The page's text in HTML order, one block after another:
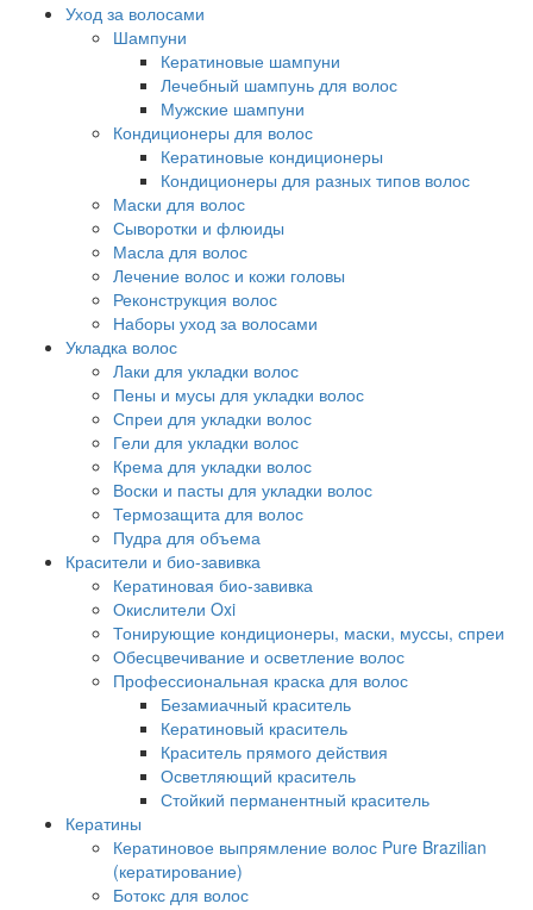
Уход за волосами
Шампуни
Кератиновые шампуни
Лечебный шампунь для волос
Мужские шампуни
Кондиционеры для волос
Кератиновые кондиционеры
Кондиционеры для разных типов волос
Маски для волос
Сыворотки и флюиды
Масла для волос
Лечение волос и кожи головы
Реконструкция волос
Наборы уход за волосами
Укладка волос
Лаки для укладки волос
Пены и мусы для укладки волос
Спреи для укладки волос
Гели для укладки волос
Крема для укладки волос
Воски и пасты для укладки волос
Термозащита для волос
Пудра для объема
Красители и био-завивка
Кератиновая био-завивка
Окислители Oxi
Тонирующие кондиционеры, маски, муссы, спреи
Обесцвечивание и осветление волос
Профессиональная краска для волос
Безамиачный краситель
Кератиновый краситель
Краситель прямого действия
Осветляющий краситель
Стойкий перманентный краситель
Кератины
Кератиновое выпрямление волос Pure Brazilian
(кератирование)
Ботокс для волос